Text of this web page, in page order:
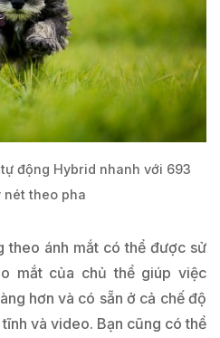
động Hybrid nhanh với 693
nét theo pha
theo ánh mắt có thể được sử
mắt của chủ thể giúp việc
hơn và có sẵn ở cả chế độ
và video. Bạn cũng có thể